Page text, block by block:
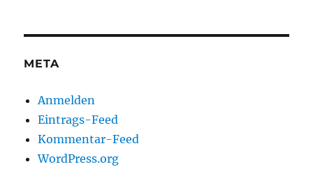
META
Anmelden
Eintrags-Feed
Kommentar-Feed
WordPress.org